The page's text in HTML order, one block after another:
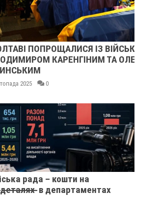
ІЗ ВІЙСЬКОВИМИ
КАРЕНГІНИМ ТА ОЛЕГОМ
0
рада – кошти на
̶д̶е̶т̶а̶л̶я̶х̶ ̶ в департаментах